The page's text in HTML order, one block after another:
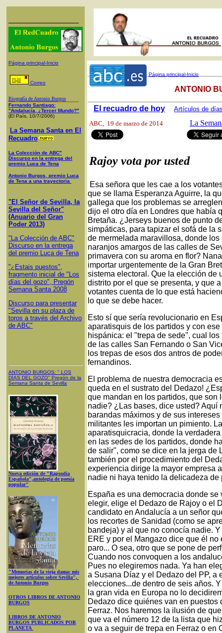
Página principal-Inicio
Correo
Biografía de Antonio Burgos
Fernando Santiago:
"Andalucía, ¿Tercer Mundo?"
(El País, 10/7/2006)
La Semana Santa en El
Recuadro
La Colección de ABC"
Discurso en la entrega del
premio Luca de Tena
Antonio Burgos, premio Luca
de Tena a una trayectoria
"El Señor de Sevilla, la
Sevilla del Señor"
(Anuario del Gran
Poder 2013)
"La Colección de ABC"
Discurso en la entrega
del premio Luca de Tena
"¿Estais puestos",
fragmento inicial de "Los
días del gozo", Pregón
Semana Santa 2008
Discurso para presentar
"Sevilla en su plaza de
toros a través del Archivo
de ABC"
ANTONIO BURGOS: " LOS
DÍAS DEL GOZO" Pregón de la
Semana Santa de Sevilla
Nueva edición de "Rapsodia
Española",antología de poesía
popular"
"Memorias de la vieja dama: mis
mejores artículos sobre Sevilla",
de Antonio Burgos
OTROS LIBROS DE ANTONIO
BURGOS
LIBROS DE ANTONIO
BURGOS PUBLICADOS POR
PLANETA
Página principal-Inicio
El recuadro de hoy Artículos de
ANTONIO
ABC, 19 de marzo de 2014 La
Rajoy vota por usted
Esa señora que les cae a los
que se llama Esperanza Aguirre, la
gallega que los problemas se
dijo el otro día en Londres que había
Bretaña. ¿Jerseys buenos de punto
simpáticas, para tapizar el sofá de la
de mermelada maravillosa, donde
naranjos amargos de las calles de
primavera con su aroma en flor?
importar urgentemente de la Gran
sistema electoral. Que la elección de
distrito por el que se presenta, y que
votantes cuenta de lo que está
lo que se debe hacer.
Esto sí que sería revolucionario en
aparatisquis de los partidos y con
hispánica: el "trepa de sede", cual
de las calles San Fernando o San
los trepas de esos dos antros de
fernandinos.
El problema de nuestra democracia
queda en el sustrato del Dedazo!
que mandan en los partidos, que
nadie? ¿Las bases, dice usted? Aquí
barandas máximos y de sus
militantes les importan un pimiento.
aparatisquicracia, donde la
en las sedes de los partidos, donde
de salir", como se dice en la jerga de
también por el procedimiento del
experiencia dirige la mayor empresa
nadie ni haya tenido la delicadeza de
España es una democracia donde
elegir, elige el Dedazo de Rajoy o el
candidato en Andalucía a un señor
los recortes de Sanidad (como se
bandeja) y al que no conocía nadie.
ERE y por el Mangazo dice que él
paro... O sea, otro que se pone de
Cuando nos convoquen a los
Pues no elegiremos nada. Ya han
a Susana Díaz y el Dedazo del PP, a
elecciones...de dentro de seis años.
la gran vida en Europa no lo
Dedazo dice quiénes van en
Ferraz. Nos haremos la ilusión de
que va el número 12 de la lista que
o va a seguir de trepa en Ferraz o en